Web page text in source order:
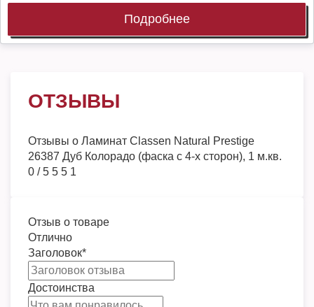
Подробнее
ОТЗЫВЫ
Отзывы о Ламинат Classen Natural Prestige
26387 Дуб Колорадо (фаска с 4-х сторон), 1 м.кв.
0 /5 5 5 1
Отзыв о товаре
Отлично
Заголовок*
Достоинства